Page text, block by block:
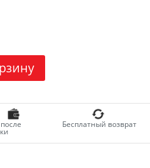
Бесплатный возврат